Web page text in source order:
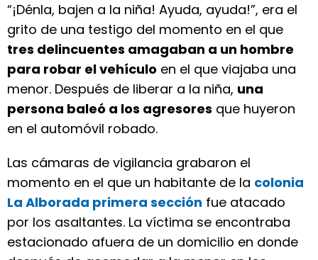
“¡Dénla, bajen a la niña! Ayuda, ayuda!”, era el
grito de una testigo del momento en el que
tres delincuentes amagaban a un hombre
para robar el vehículo en el que viajaba una
menor. Después de liberar a la niña, una
persona baleó a los agresores que huyeron
en el automóvil robado.
Las cámaras de vigilancia grabaron el
momento en el que un habitante de la colonia
La Alborada primera sección fue atacado
por los asaltantes. La víctima se encontraba
estacionado afuera de un domicilio en donde